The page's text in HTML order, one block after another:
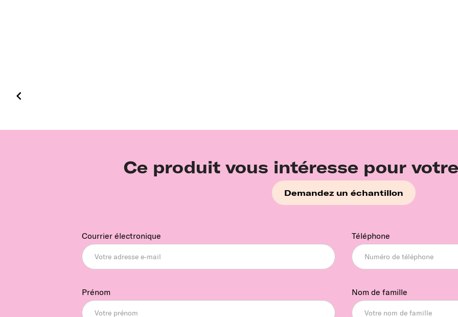
Ce produit vous intéresse pour
Demandez un échantillon
Courrier électronique Téléphone
Prénom Nom de famille